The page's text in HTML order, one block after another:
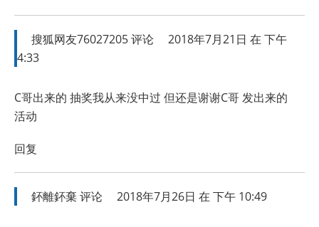
搜狐网友76027205评论
2018年7月21日 在 下午
4:33
C哥出来的 抽奖我从来没中过 但还是谢谢C哥 发出来的
活动
回复
鈈離鈈棄评论 2018年7月26日 在 下午 10:49